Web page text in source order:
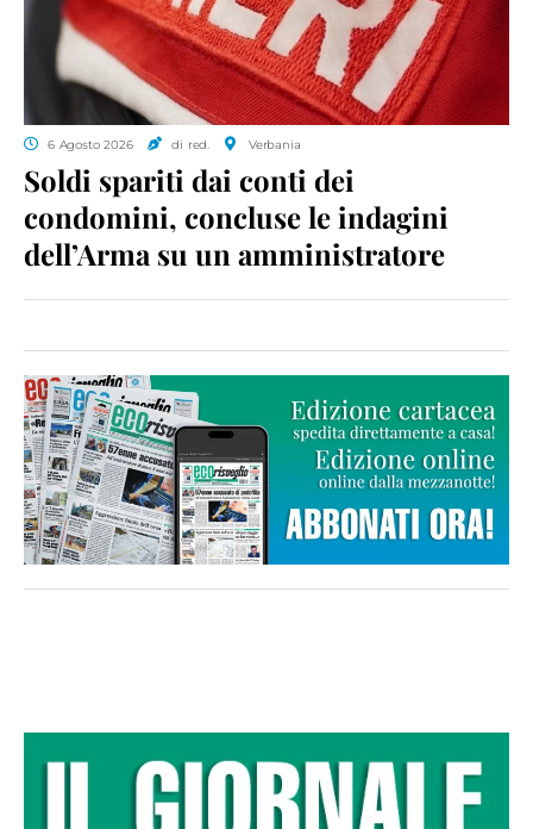
6 Agosto 2026 di red. Verbania
Soldi spariti dai conti dei
condomini, concluse le indagini
dell’Arma su un amministratore